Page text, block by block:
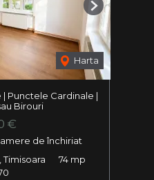
Harta
Next
Punctele Cardinale |
Birouri
€
de închiriat
74 mp